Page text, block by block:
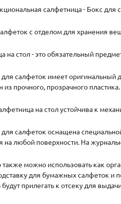
салфетница - Бокс для
с отделом для хранения
на стол - это обязательный
для салфеток имеет оригинальный
из прочного, прозрачного пластика.
на стол устойчива к
для салфеток оснащена
на любой поверхности. На
также можно использовать как
для бумажных салфеток и
будут прилегать к отсеку для